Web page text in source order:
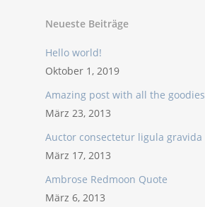
Neueste Beiträge
Hello world!
Oktober 1, 2019
Amazing post with all the goodies
März 23, 2013
Auctor consectetur ligula gravida
März 17, 2013
Ambrose Redmoon Quote
März 6, 2013